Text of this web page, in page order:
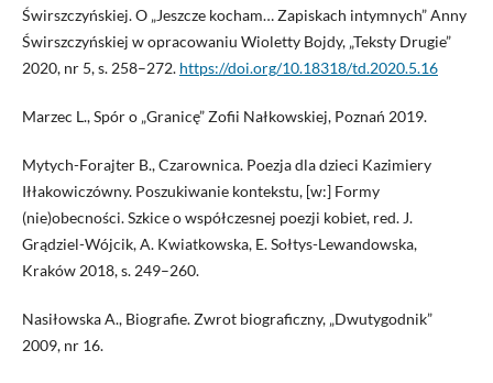
Świrszczyńskiej. O „Jeszcze kocham… Zapiskach intymnych” Anny
Świrszczyńskiej w opracowaniu Wioletty Bojdy, „Teksty Drugie”
2020, nr 5, s. 258–272. https://doi.org/10.18318/td.2020.5.16
Marzec L., Spór o „Granicę” Zofii Nałkowskiej, Poznań 2019.
Mytych-Forajter B., Czarownica. Poezja dla dzieci Kazimiery
Iłłakowiczówny. Poszukiwanie kontekstu, [w:] Formy
(nie)obecności. Szkice o współczesnej poezji kobiet, red. J.
Grądziel-Wójcik, A. Kwiatkowska, E. Sołtys-Lewandowska,
Kraków 2018, s. 249–260.
Nasiłowska A., Biografie. Zwrot biograficzny, „Dwutygodnik”
2009, nr 16.